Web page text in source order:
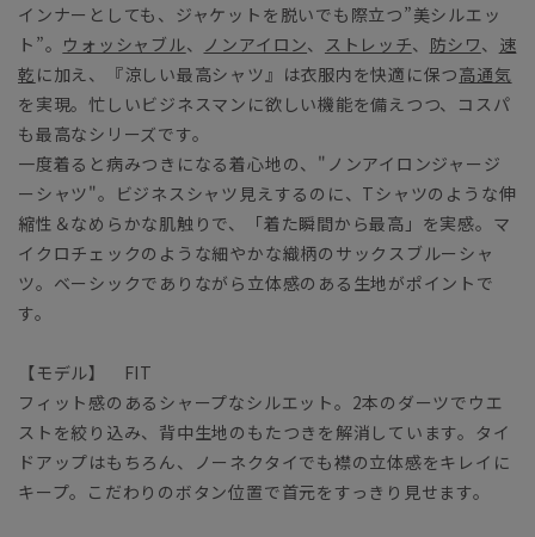
インナーとしても、ジャケットを脱いでも際立つ”美シルエッ
ト”。 ウォッシャブル、 ノンアイロン、 ストレッチ、 防シワ、 速
乾 に加え、『涼しい最高シャツ』は衣服内を快適に保つ高通気
を実現。忙しいビジネスマンに欲しい機能を備えつつ、コスパ
も最高なシリーズです。
一度着ると病みつきになる着心地の、"ノンアイロンジャージ
ーシャツ"。ビジネスシャツ見えするのに、Tシャツのような伸
縮性＆なめらかな肌触りで、「着た瞬間から最高」を実感。マ
イクロチェックのような細やかな織柄のサックスブルーシャ
ツ。ベーシックでありながら立体感のある生地がポイントで
す。
【モデル】 FIT
フィット感のあるシャープなシルエット。2本のダーツでウエ
ストを絞り込み、背中生地のもたつきを解消しています。タイ
ドアップはもちろん、ノーネクタイでも襟の立体感をキレイに
キープ。こだわりのボタン位置で首元をすっきり見せます。